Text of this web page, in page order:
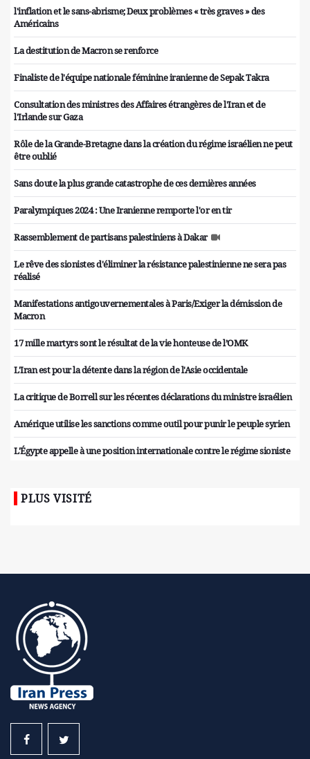
l'inflation et le sans-abrisme; Deux problèmes « très graves » des
Américains
La destitution de Macron se renforce
Finaliste de l'équipe nationale féminine iranienne de Sepak Takra
Consultation des ministres des Affaires étrangères de l'Iran et de
l'Irlande sur Gaza
Rôle de la Grande-Bretagne dans la création du régime israélien ne peut
être oublié
Sans doute la plus grande catastrophe de ces dernières années
Paralympiques 2024 : Une Iranienne remporte l'or en tir
Rassemblement de partisans palestiniens à Dakar
Le rêve des sionistes d'éliminer la résistance palestinienne ne sera pas
réalisé
Manifestations antigouvernementales à Paris/Exiger la démission de
Macron
17 mille martyrs sont le résultat de la vie honteuse de l’OMK
L'Iran est pour la détente dans la région de l'Asie occidentale
La critique de Borrell sur les récentes déclarations du ministre israélien
Amérique utilise les sanctions comme outil pour punir le peuple syrien
L'Égypte appelle à une position internationale contre le régime sioniste
PLUS VISITÉ